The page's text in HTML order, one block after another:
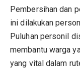
Pembersihan dan
ini dilakukan
Puluhan personil
membantu warga
yang vital dalam